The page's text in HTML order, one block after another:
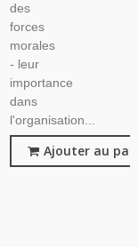
des
forces
morales
- leur
importance
dans
l'organisation...
Ajouter au